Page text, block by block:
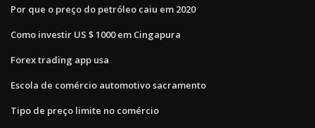
Por que o preço do petróleo caiu em 2020
Como investir US $ 1000 em Cingapura
Forex trading app usa
Escola de comércio automotivo sacramento
Tipo de preço limite no comércio